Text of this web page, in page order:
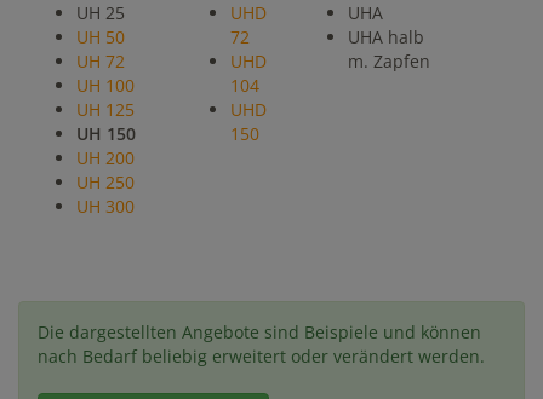
UH 25
UH 50
UH 72
UH 100
UH 125
UH 150
UH 200
UH 250
UH 300
UHD
72
UHD
104
UHD
150
UHA
UHA halb
m. Zapfen
Die dargestellten Angebote sind Beispiele und können
nach Bedarf beliebig erweitert oder verändert werden.